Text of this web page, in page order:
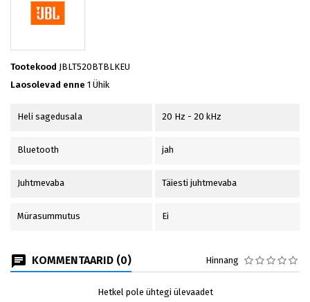
Tootekood JBLT520BTBLKEU
Laosolevad enne 1 Ühik
Heli sagedusala 20 Hz - 20 kHz
Bluetooth jah
Juhtmevaba Täiesti juhtmevaba
Mürasummutus Ei
KOMMENTAARID (0) Hinnang
Hetkel pole ühtegi ülevaadet